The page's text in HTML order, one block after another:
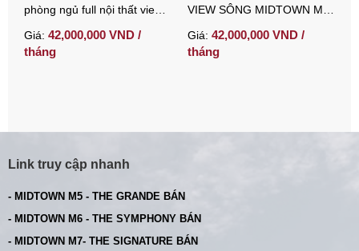
phòng ngủ full nội thất view
Giá: 42,000,000 VND /
tháng
VIEW SÔNG MIDTOWN M6
RIÊNG HIẾM
Giá: 42,000,000 VND /
tháng
Link truy cập nhanh
- MIDTOWN M5 - THE GRANDE BÁN
- MIDTOWN M6 - THE SYMPHONY BÁN
- MIDTOWN M7- THE SIGNATURE BÁN